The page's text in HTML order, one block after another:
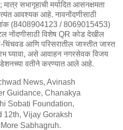
सभागृहाची मर्यादित आसनक्षमता
आवश्यक आहे. नावनोंदणीसाठी
(8408904123 / 8069015453)
नोंदणीसाठी विशेष QR कोड देखील
चिंचवड आणि परिसरातील जास्तीत जास्त
लाभ घ्यावा, असे आवाहन नगरसेवक विजय
वतीने करण्यात आले आहे.
News, Avinash
Guidance, Chanakya
Sobati Foundation,
12th, Vijay Goraksh
Sabhagruh.